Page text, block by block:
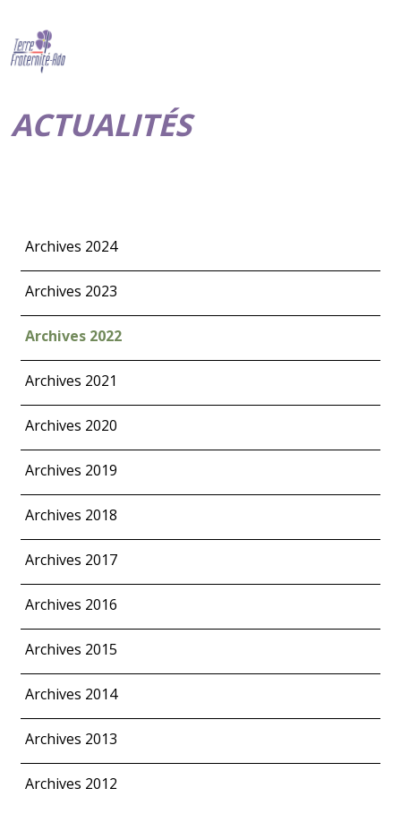
ACTUALITÉS
Archives 2024
Archives 2023
Archives 2022
Archives 2021
Archives 2020
Archives 2019
Archives 2018
Archives 2017
Archives 2016
Archives 2015
Archives 2014
Archives 2013
Archives 2012